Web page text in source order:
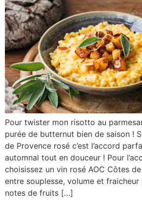
Pour twister mon risotto au
purée de butternut bien de saison !
de Provence rosé c’est l’accord
automnal tout en douceur ! Pour
choisissez un vin rosé AOC Côtes
entre souplesse, volume et
notes de fruits […]